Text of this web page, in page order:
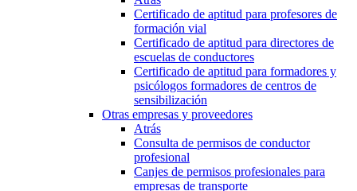
Certificado de aptitud para profesores de
formación vial
Certificado de aptitud para directores de
escuelas de conductores
Certificado de aptitud para formadores y
psicólogos formadores de centros de
sensibilización
Otras empresas y proveedores
Atrás
Consulta de permisos de conductor
profesional
Canjes de permisos profesionales para
empresas de transporte